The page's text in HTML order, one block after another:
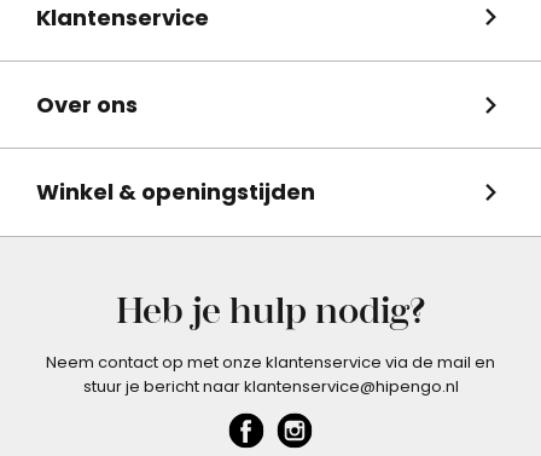
Klantenservice
Over ons
Winkel & openingstijden
Heb je hulp nodig?
Neem contact op met onze klantenservice via de mail en
stuur je bericht naar klantenservice@hipengo.nl